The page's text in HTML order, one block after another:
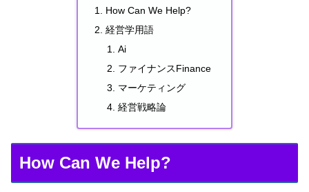
How Can We Help?
経営学用語
Ai
ファイナンスFinance
マーケティング
経営戦略論
How Can We Help?